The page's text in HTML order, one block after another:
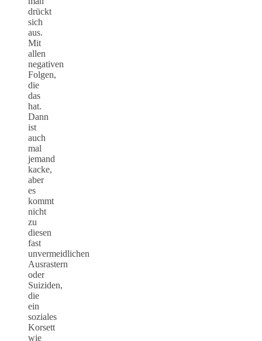
drückt
sich
aus.
Mit
allen
negativen
Folgen,
die
das
hat.
Dann
ist
auch
mal
jemand
kacke,
aber
es
kommt
nicht
zu
diesen
fast
unvermeidlichen
Ausrastern
oder
Suiziden,
die
ein
soziales
Korsett
wie